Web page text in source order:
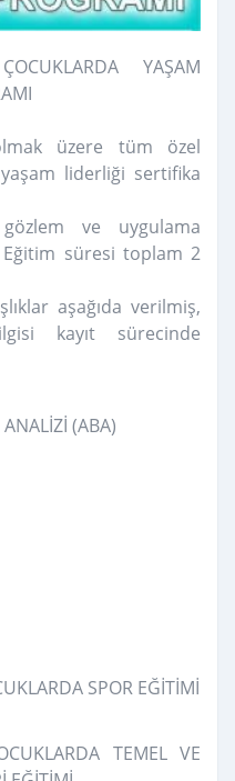
YAŞAM
üzere tüm özel
liderliği sertifika
ve uygulama
süresi toplam 2
aşağıda verilmiş,
kayıt sürecinde
(ABA)
SPOR EĞİTİMİ
TEMEL VE